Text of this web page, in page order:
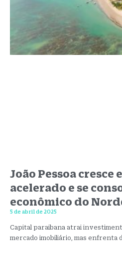
João Pessoa cresce
acelerado e se
econômico do
5 de abril de 2025
Capital paraibana atrai
mercado imobiliário, mas